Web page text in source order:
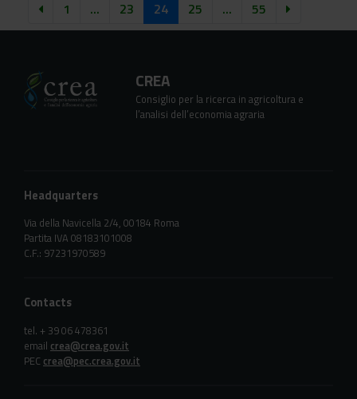
1
... 23 24 25 ... 55
CREA
Consiglio per la ricerca in agricoltura e
l’analisi dell’economia agraria
Headquarters
Via della Navicella 2/4, 00184 Roma
Partita IVA 08183101008
C.F.: 97231970589
Contacts
tel. + 39 06 478361
email crea@crea.gov.it
PEC crea@pec.crea.gov.it